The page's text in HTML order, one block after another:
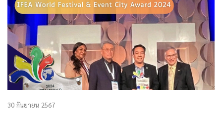
30 กันยายน 2567